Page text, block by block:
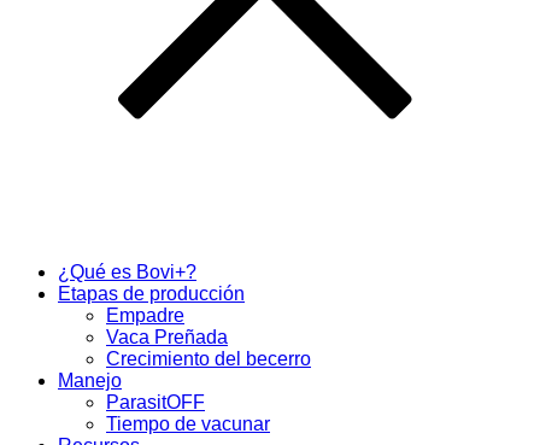
¿Qué es Bovi+?
Etapas de producción
Empadre
Vaca Preñada
Crecimiento del becerro
Manejo
ParasitOFF
Tiempo de vacunar